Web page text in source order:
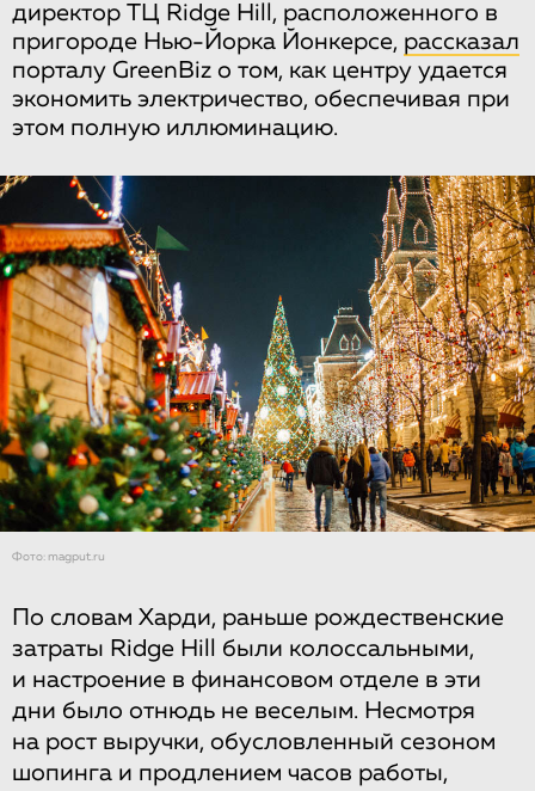
директор ТЦ Ridge Hill, расположенного в
пригороде Нью-Йорка Йонкерсе, рассказал
порталу GreenBiz о том, как центру удается
экономить электричество, обеспечивая при
этом полную иллюминацию.
Фото: magput.ru
По словам Харди, раньше рождественские
затраты Ridge Hill были колоссальными,
и настроение в финансовом отделе в эти
дни было отнюдь не веселым. Несмотря
на рост выручки, обусловленный сезоном
шопинга и продлением часов работы,